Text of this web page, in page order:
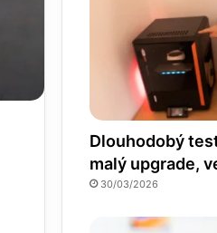
Dlouhodobý
malý upgrade,
30/03/2026